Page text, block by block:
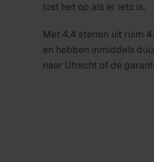
lost het op als er iets is.
Met 4,4 sterren uit ruim
en hebben inmiddels
naar Utrecht of de